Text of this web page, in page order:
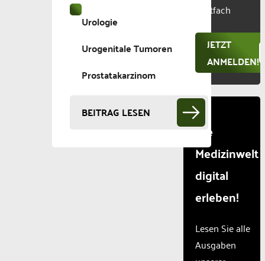
Urologie
Urogenitale Tumoren
Prostatakarzinom
BEITRAG LESEN
Postfach
JETZT
ANMELDEN!
Die
Medizinwelt
digital
erleben!
Lesen Sie alle
Ausgaben